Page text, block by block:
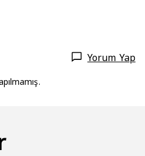
Yorum Yap